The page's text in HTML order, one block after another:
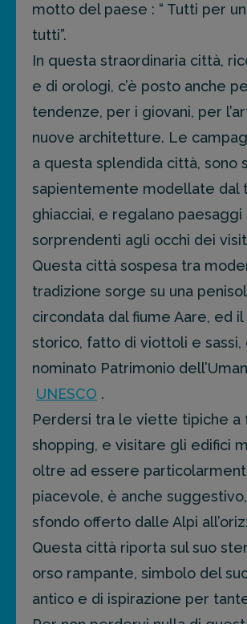
motto del paese : “ Tutti per
tutti”.
In questa straordinaria città,
e di orologi, c’è posto anche
tendenze, per i giovani, per
nuove architetture. Le
a questa splendida città, sono
sapientemente modellate dal
ghiacciai, e regalano
sorprendenti agli occhi dei
Questa città sospesa tra
tradizione sorge su una
circondata dal fiume Aare, ed
storico, fatto di viottoli e sassi,
nominato Patrimonio
UNESCO .
Perdersi tra le viette tipiche a
shopping, e visitare gli edifici
oltre ad essere
piacevole, è anche
sfondo offerto dalle Alpi
Questa città riporta sul suo
orso rampante, simbolo del
antico e di ispirazione per